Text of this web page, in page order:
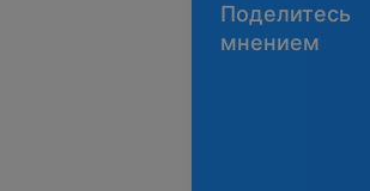
Поделитесь
мнением